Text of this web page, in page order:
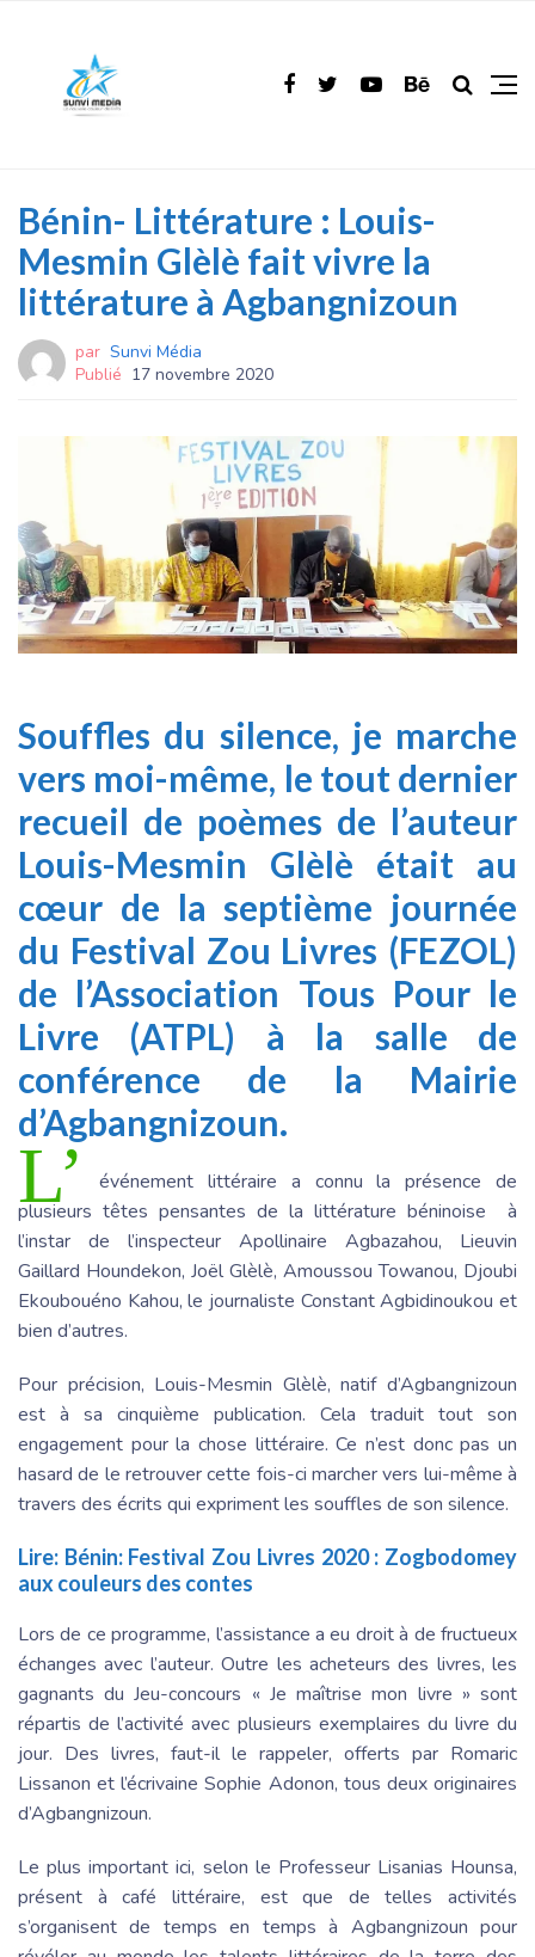
Bénin- Littérature : Louis-
Mesmin Glèlè fait vivre la
littérature à Agbangnizoun
par Sunvi Média
Publié 17 novembre 2020
Souffles du silence, je marche
vers moi-même, le tout dernier
recueil de poèmes de l’auteur
Louis-Mesmin Glèlè était au
cœur de la septième journée
du Festival Zou Livres (FEZOL)
de l’Association Tous Pour le
Livre (ATPL) à la salle de
conférence de la Mairie
d’Agbangnizoun.
L’
événement littéraire a connu la présence de
plusieurs têtes pensantes de la littérature béninoise à
l’instar de l’inspecteur Apollinaire Agbazahou, Lieuvin
Gaillard Houndekon, Joël Glèlè, Amoussou Towanou, Djoubi
Ekoubouéno Kahou, le journaliste Constant Agbidinoukou et
bien d’autres.
Pour précision, Louis-Mesmin Glèlè, natif d’Agbangnizoun
est à sa cinquième publication. Cela traduit tout son
engagement pour la chose littéraire. Ce n’est donc pas un
hasard de le retrouver cette fois-ci marcher vers lui-même à
travers des écrits qui expriment les souffles de son silence.
Lire: Bénin: Festival Zou Livres 2020 : Zogbodomey
aux couleurs des contes
Lors de ce programme, l’assistance a eu droit à de fructueux
échanges avec l’auteur. Outre les acheteurs des livres, les
gagnants du Jeu-concours « Je maîtrise mon livre » sont
répartis de l’activité avec plusieurs exemplaires du livre du
jour. Des livres, faut-il le rappeler, offerts par Romaric
Lissanon et l’écrivaine Sophie Adonon, tous deux originaires
d’Agbangnizoun.
Le plus important ici, selon le Professeur Lisanias Hounsa,
présent à café littéraire, est que de telles activités
s’organisent de temps en temps à Agbangnizoun pour